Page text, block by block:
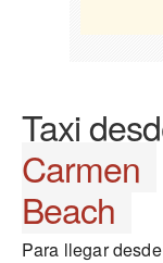
Taxi
Carmen
Beach
Para llegar